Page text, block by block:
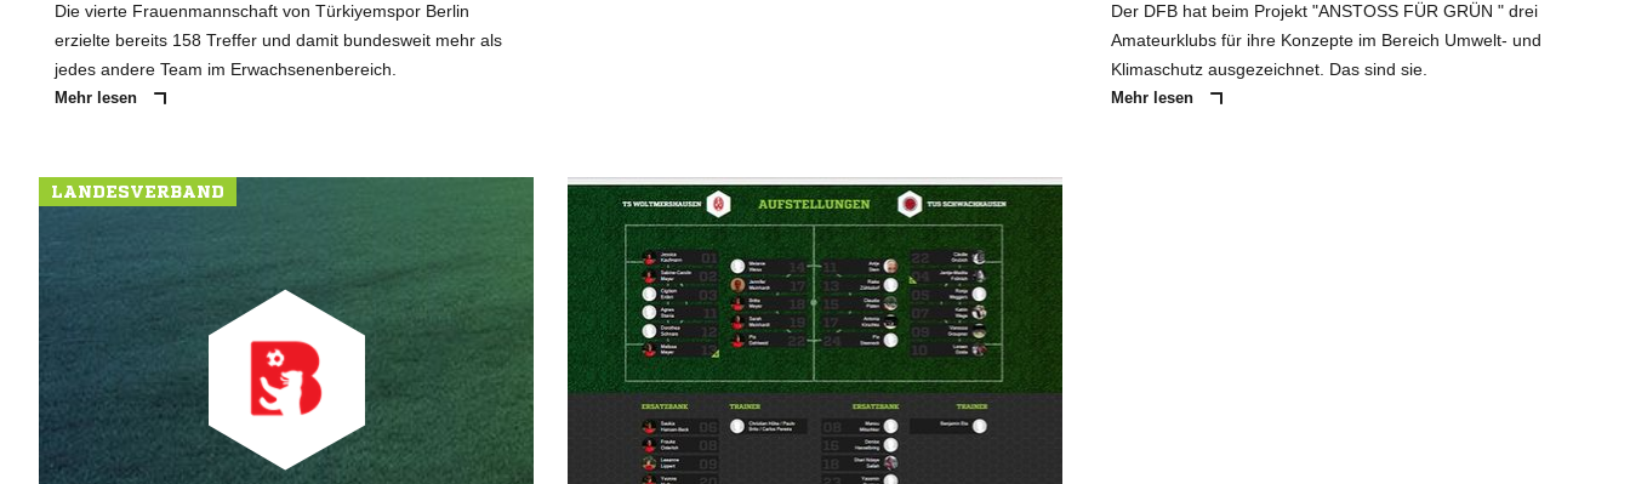
Die vierte Frauenmannschaft von Türkiyemspor Berlin
erzielte bereits 158 Treffer und damit bundesweit mehr als
jedes andere Team im Erwachsenenbereich.
Mehr lesen
Der DFB hat beim Projekt "ANSTOSS FÜR GRÜN " drei
Amateurklubs für ihre Konzepte im Bereich Umwelt- und
Klimaschutz ausgezeichnet. Das sind sie.
Mehr lesen
LANDESVERBAND